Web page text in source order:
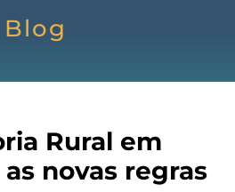
Blog
Rural em
novas regras